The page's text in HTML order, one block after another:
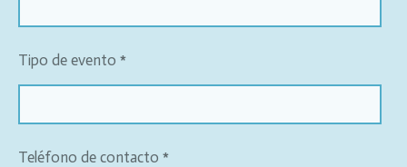
Tipo de evento *
Teléfono de contacto *